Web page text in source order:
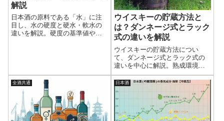
解説
日本酒の原料である「水」に注
目し、水の硬度と硬水・軟水の
違いを解説。硬度の基準値や酒
ウイスキーの貯蔵方法と
は？ダンネージ式とラック
式の違いを解説
ウイスキーの貯蔵方法につい
て、ダンネージ式とラック式の
違いを中心に解説。熟成環境に
よる風味への影響や、近年のパ
レタイズ方式も含めて整理し、
貯蔵方法の特徴をわかりやすく
理解できる。
全酒共通 日本酒